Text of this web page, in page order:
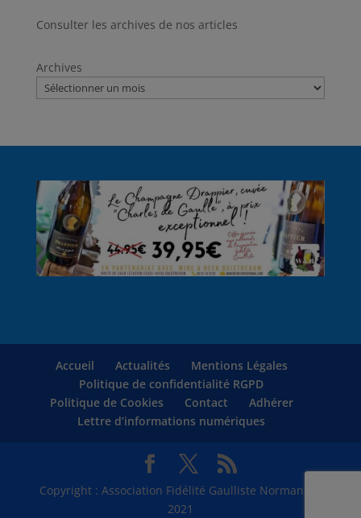
Consulter les archives de nos articles
Archives
Accueil Actualités
Mentions Légales
Politique de confidentialité RGPD
Politique de Cookies
Contact
Adhérer
Lettre d’informations numériques
Copyright : Association Fidélité Gaulliste Normandie
2021